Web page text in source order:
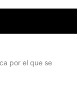
por el que se